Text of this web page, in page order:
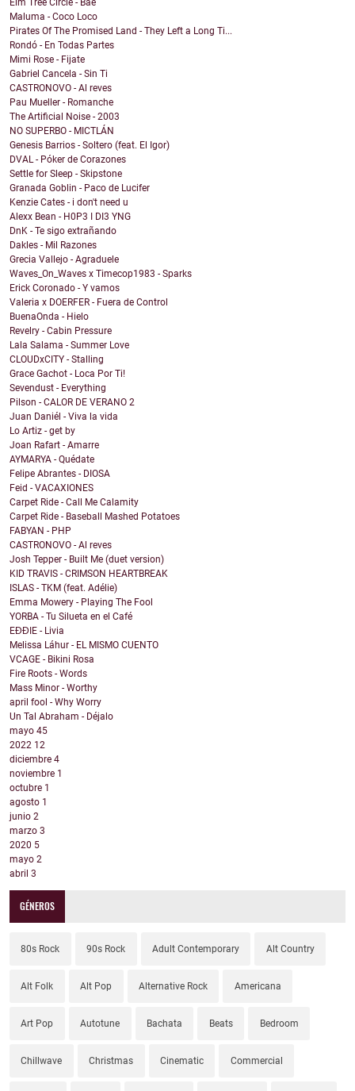
Elm Tree Circle - Bae
Maluma - Coco Loco
Pirates Of The Promised Land - They Left a Long Ti...
Rondó - En Todas Partes
Mimi Rose - Fijate
Gabriel Cancela - Sin Ti
CASTRONOVO - Al reves
Pau Mueller - Romanche
The Artificial Noise - 2003
NO SUPERBO - MICTLÁN
Genesis Barrios - Soltero (feat. El Igor)
DVAL - Póker de Corazones
Settle for Sleep - Skipstone
Granada Goblin - Paco de Lucifer
Kenzie Cates - i don't need u
Alexx Bean - H0P3 I DI3 YNG
DnK - Te sigo extrañando
Dakles - Mil Razones
Grecia Vallejo - Agraduele
Waves_On_Waves x Timecop1983 - Sparks
Erick Coronado - Y vamos
Valeria x DOERFER - Fuera de Control
BuenaOnda - Hielo
Revelry - Cabin Pressure
Lala Salama - Summer Love
CLOUDxCITY - Stalling
Grace Gachot - Loca Por Ti!
Sevendust - Everything
Pilson - CALOR DE VERANO 2
Juan Daniél - Viva la vida
Lo Artiz - get by
Joan Rafart - Amarre
AYMARYA - Quédate
Felipe Abrantes - DIOSA
Feid - VACAXIONES
Carpet Ride - Call Me Calamity
Carpet Ride - Baseball Mashed Potatoes
FABYAN - PHP
CASTRONOVO - Al reves
Josh Tepper - Built Me (duet version)
KID TRAVIS - CRIMSON HEARTBREAK
ISLAS - TKM (feat. Adélie)
Emma Mowery - Playing The Fool
YORBA - Tu Silueta en el Café
EĐĐIE - Livia
Melissa Láhur - EL MISMO CUENTO
VCAGE - Bikini Rosa
Fire Roots - Words
Mass Minor - Worthy
april fool - Why Worry
Un Tal Abraham - Déjalo
mayo 45
2022 12
diciembre 4
noviembre 1
octubre 1
agosto 1
junio 2
marzo 3
2020 5
mayo 2
abril 3
GÉNEROS
80s Rock 90s Rock Adult Contemporary Alt Country
Alt Folk Alt Pop Alternative Rock Americana
Art Pop Autotune Bachata Beats Bedroom
Chillwave Christmas Cinematic Commercial